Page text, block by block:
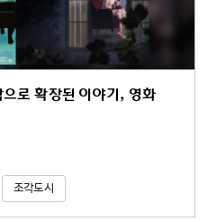
로 확장된 이야기, 영화
조각도시